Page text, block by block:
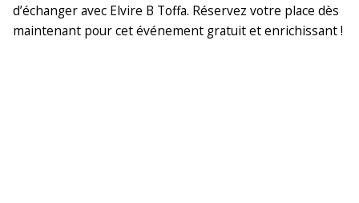
d’échanger avec Elvire B Toffa. Réservez votre place dès
maintenant pour cet événement gratuit et enrichissant !